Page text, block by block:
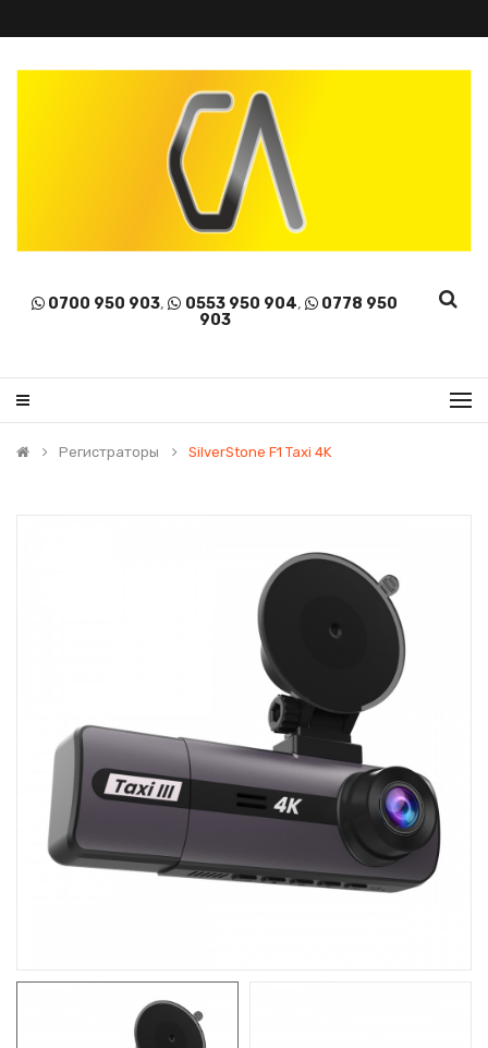
0700 950 903, 0553 950 904,
0778 950
903
Регистраторы SilverStone F1 Taxi 4K